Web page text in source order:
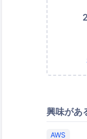
興味があ
AWS